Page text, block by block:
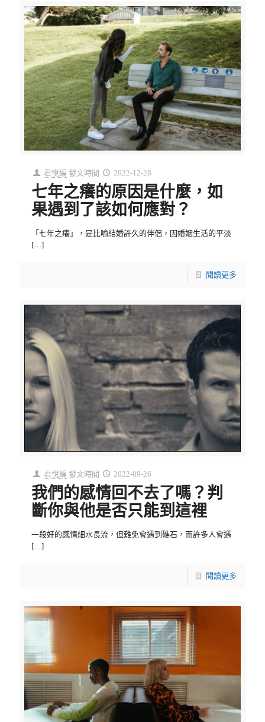
君悅編 發文時間 2022-12-28
七年之癢的原因是什麼，如
果遇到了該如何應對？
「七年之癢」，是比喻結婚許久的伴侶，因婚姻生活的平淡
[…]
閱讀更多
君悅編 發文時間 2022-09-26
我們的感情回不去了嗎？判
斷你與他是否只能到這裡
一段好的感情細水長流，但難免會遇到礁石，而許多人會遇
[…]
閱讀更多